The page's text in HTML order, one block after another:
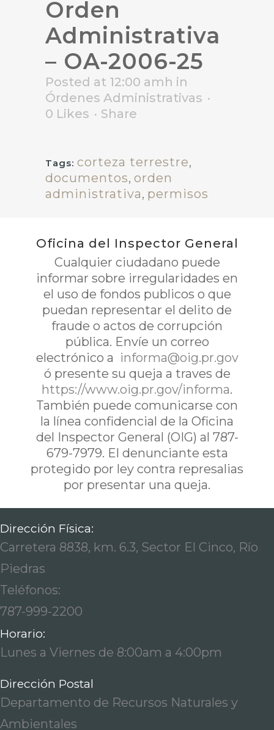
Orden
Administrativa
– OA-2006-25
Posted at 12:00 amh in
Órdenes Administrativas
0 Likes Share
Tags: corteza terrestre,
documentos, orden
administrativa, permisos
Oficina del Inspector General
Cualquier ciudadano puede
informar sobre irregularidades en
el uso de fondos publicos o que
puedan representar el delito de
fraude o actos de corrupción
pública. Envíe un correo
electrónico a informa@oig.pr.gov
ó presente su queja a traves de
https://www.oig.pr.gov/informa.
También puede comunicarse con
la línea confidencial de la Oficina
del Inspector General (OIG) al 787-
679-7979. El denunciante esta
protegido por ley contra represalias
por presentar una queja.
Dirección Física:
Carretera 8838, km. 6.3, Sector El Cinco, Río
Piedras
Teléfonos:
787-999-2200
Horario:
Lunes a Viernes de 8:00am a 4:00pm
Dirección Postal
Departamento de Recursos Naturales y
Ambientales